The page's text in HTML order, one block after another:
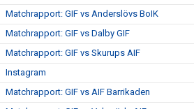
Matchrapport: GIF vs Anderslövs BoIK
Matchrapport: GIF vs Dalby GIF
Matchrapport: GIF vs Skurups AIF
Instagram
Matchrapport: GIF vs AIF Barrikaden